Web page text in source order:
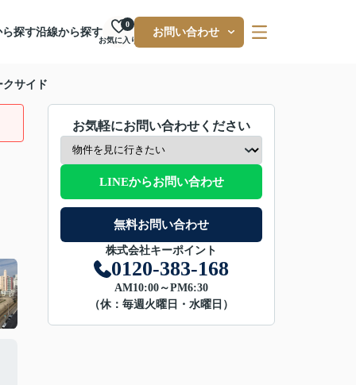
探す沿線から探す
お気に入り
0
お問い合わせ
サイド
お気軽にお問い合わせください
LINEからお問い合わせ
無料お問い合わせ
株式会社キーポイント
0120-383-168
AM10:00～PM6:30
（休：毎週火曜日・水曜日）